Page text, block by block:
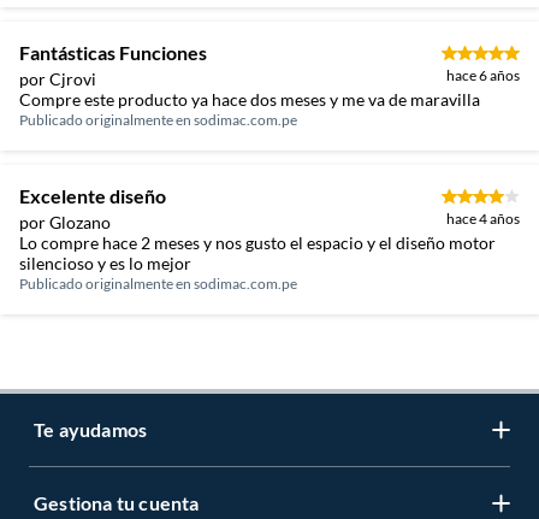
Fantásticas Funciones
por Cjrovi hace 6 años
Compre este producto ya hace dos meses y me va de maravilla
Publicado originalmente en sodimac.com.pe
Excelente diseño
por Glozano hace 4 años
Lo compre hace 2 meses y nos gusto el espacio y el diseño motor
silencioso y es lo mejor
Publicado originalmente en sodimac.com.pe
Te ayudamos
LIbro de reclamaciones
Gestiona tu cuenta